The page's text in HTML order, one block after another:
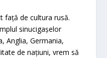
față de cultura rusă.
sinucigașelor
Anglia, Germania,
de națiuni, vrem să